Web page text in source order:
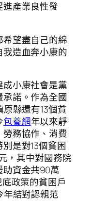
產業良性發
望盡自己的綿
造血奔小康的
小康社會是黨
諾。作為全國
縣還有13個貧
包養網年以來靜
務協作、消費
是對13個貧困
，其中對國務院
資金共90萬
政策的貧困戶
年結對認親范